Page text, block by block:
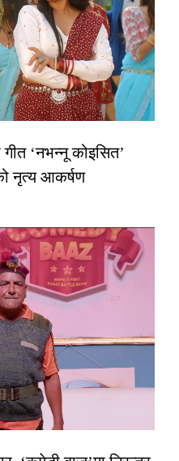
गीत ‘नभन्नू कोइसित’
नृत्य आकर्षण